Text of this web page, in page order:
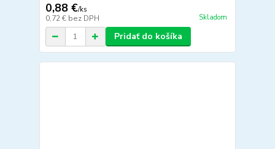
0,88 €/ks
0,72 € bez DPH Skladom
Pridať do košíka